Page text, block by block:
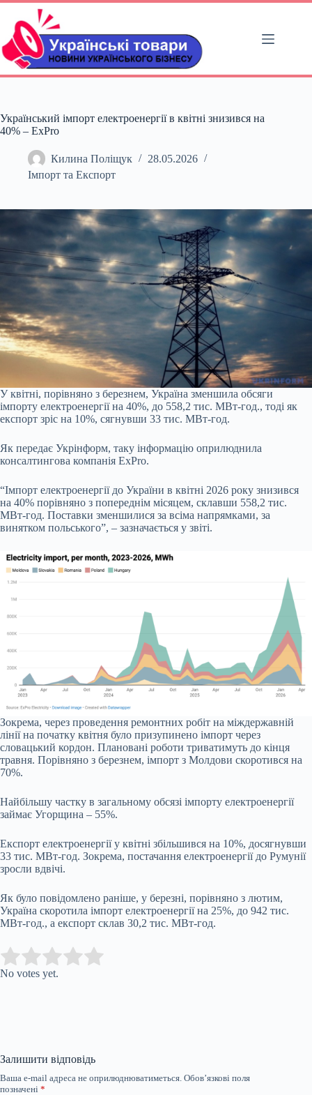
Перейти
вмісту
Український імпорт електроенергії в квітні знизився на
40% – ExPro
Килина Поліщук
28.05.2026
Імпорт та Експорт
У квітні, порівняно з березнем, Україна зменшила обсяги
імпорту електроенергії на 40%, до 558,2 тис. МВт-год., тоді як
експорт зріс на 10%, сягнувши 33 тис. МВт-год.
Як передає Укрінформ, таку інформацію оприлюднила
консалтингова компанія ExPro.
“Імпорт електроенергії до України в квітні 2026 року знизився
на 40% порівняно з попереднім місяцем, склавши 558,2 тис.
МВт-год. Поставки зменшилися за всіма напрямками, за
винятком польського”, – зазначається у звіті.
Зокрема, через проведення ремонтних робіт на міждержавній
лінії на початку квітня було призупинено імпорт через
словацький кордон. Плановані роботи триватимуть до кінця
травня. Порівняно з березнем, імпорт з Молдови скоротився на
70%.
Найбільшу частку в загальному обсязі імпорту електроенергії
займає Угорщина – 55%.
Експорт електроенергії у квітні збільшився на 10%, досягнувши
33 тис. МВт-год. Зокрема, постачання електроенергії до Румунії
зросли вдвічі.
Як було повідомлено раніше, у березні, порівняно з лютим,
Україна скоротила імпорт електроенергії на 25%, до 942 тис.
МВт-год., а експорт склав 30,2 тис. МВт-год.
Rate this item:
No votes yet.
Залишити відповідь
Ваша e-mail адреса не оприлюднюватиметься. Обов’язкові поля
позначені *